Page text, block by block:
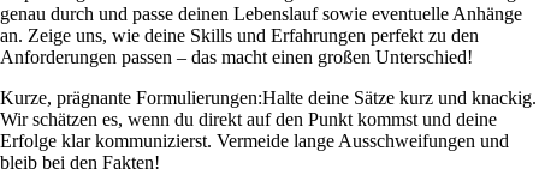
genau durch und passe deinen Lebenslauf sowie eventuelle Anhänge
an. Zeige uns, wie deine Skills und Erfahrungen perfekt zu den
Anforderungen passen – das macht einen großen Unterschied!
Kurze, prägnante Formulierungen:Halte deine Sätze kurz und knackig.
Wir schätzen es, wenn du direkt auf den Punkt kommst und deine
Erfolge klar kommunizierst. Vermeide lange Ausschweifungen und
bleib bei den Fakten!